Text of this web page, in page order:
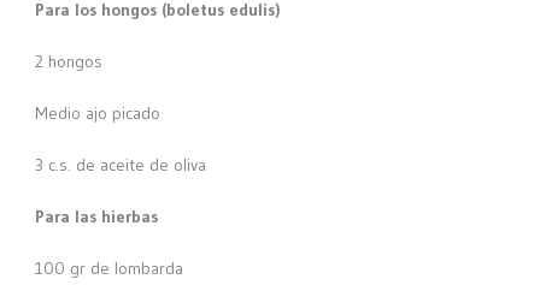
Para los hongos (boletus edulis)
2 hongos
Medio ajo picado
3 c.s. de aceite de oliva
Para las hierbas
100 gr de lombarda